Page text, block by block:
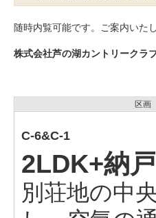
随時内覧可能です。ご案内いた
株式会社芦の湖カントリークラ
区画
C-6&C-1
2LDK+納戸
別荘地の中